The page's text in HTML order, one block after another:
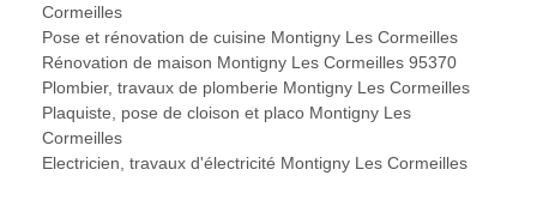
Cormeilles
Pose et rénovation de cuisine Montigny Les Cormeilles
Rénovation de maison Montigny Les Cormeilles 95370
Plombier, travaux de plomberie Montigny Les Cormeilles
Plaquiste, pose de cloison et placo Montigny Les
Cormeilles
Electricien, travaux d'électricité Montigny Les Cormeilles